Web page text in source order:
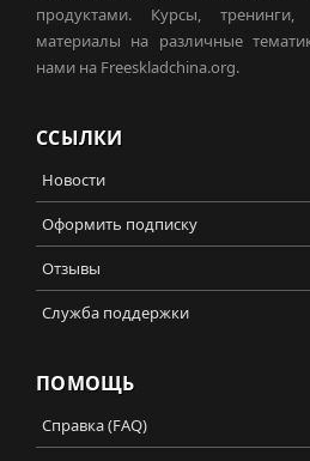
продуктами. Курсы,
материалы на различные
нами на Freeskladchina.org.
ССЫЛКИ
Новости
Оформить подписку
Отзывы
Служба поддержки
ПОМОЩЬ
Справка (FAQ)